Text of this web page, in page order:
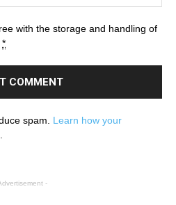
with the storage and handling of
*
spam. Learn how your
-